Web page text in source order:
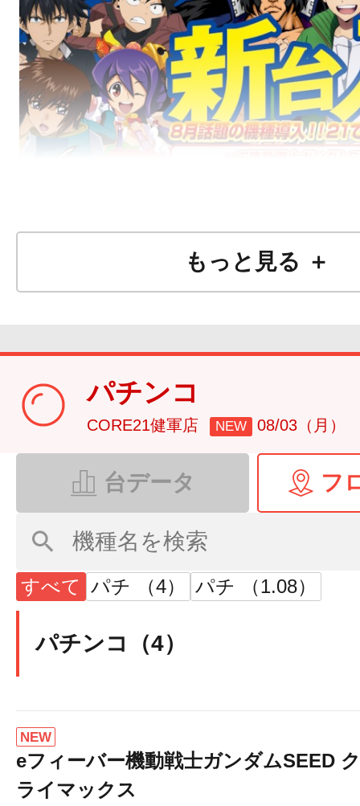
もっと見る ＋
パチンコ
CORE21健軍店 NEW 08/03（月）
台データ フ
すべて パチ （4） パチ （1.08）
パチンコ（4）
NEW
eフィーバー機動戦士ガンダムSEED ク
ライマックス